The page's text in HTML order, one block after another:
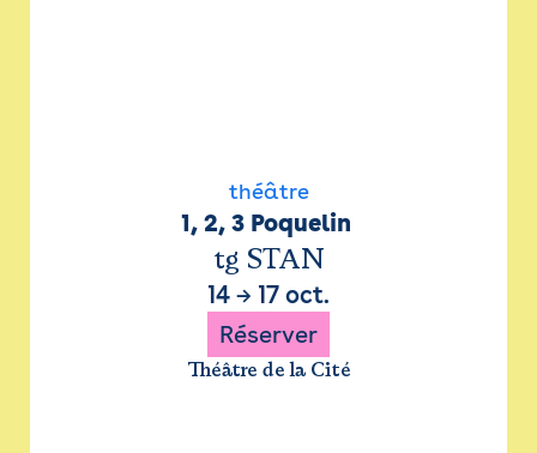
théâtre
1, 2, 3 Poquelin
tg STAN
14 → 17 oct.
Réserver
Théâtre de la Cité